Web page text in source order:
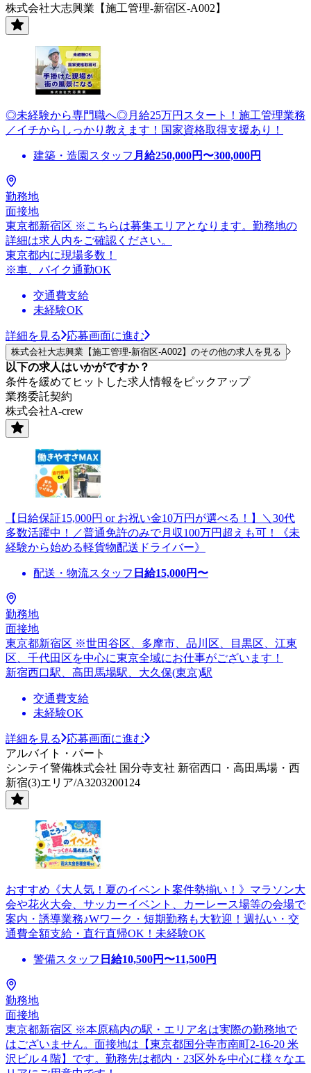
株式会社大志興業【施工管理-新宿区-A002】
◎未経験から専門職へ◎月給25万円スタート！施工管理業務
／イチからしっかり教えます！国家資格取得支援あり！
建築・造園スタッフ 月給250,000円〜300,000円
勤務地
面接地
東京都新宿区 ※こちらは募集エリアとなります。勤務地の
詳細は求人内をご確認ください。
東京都内に現場多数！
※車、バイク通勤OK
交通費支給
未経験OK
詳細を見る 応募画面に進む
株式会社大志興業【施工管理-新宿区-A002】のその他の求人を見る
以下の求人はいかがですか？
条件を緩めてヒットした求人情報をピックアップ
業務委託契約
株式会社A-crew
【日給保証15,000円 or お祝い金10万円が選べる！】＼30代
多数活躍中！／普通免許のみで月収100万円超えも可！《未
経験から始める軽貨物配送ドライバー》
配送・物流スタッフ 日給15,000円〜
勤務地
面接地
東京都新宿区 ※世田谷区、多摩市、品川区、目黒区、江東
区、千代田区を中心に東京全域にお仕事がございます！
新宿西口駅、高田馬場駅、大久保(東京)駅
交通費支給
未経験OK
詳細を見る
応募画面に進む
アルバイト・パート
シンテイ警備株式会社 国分寺支社 新宿西口・高田馬場・西
新宿(3)エリア/A3203200124
おすすめ《大人気！夏のイベント案件勢揃い！》マラソン大
会や花火大会、サッカーイベント、カーレース場等の会場で
案内・誘導業務♪Wワーク・短期勤務も大歓迎！週払い・交
通費全額支給・直行直帰OK！未経験OK
警備スタッフ 日給10,500円〜11,500円
勤務地
面接地
東京都新宿区 ※本原稿内の駅・エリア名は実際の勤務地で
はございません。面接地は【東京都国分寺市南町2-16-20 米
沢ビル４階】です。勤務先は都内・23区外を中心に様々なエ